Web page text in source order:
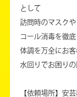
として
訪問時のマスク
コール消毒を徹底
体調を万全にお客
水回りでお困り
【依頼場所】安